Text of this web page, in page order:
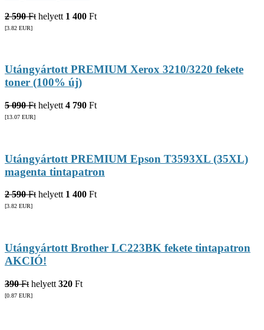
2 590 Ft helyett 1 400 Ft
[3.82 EUR]
Utángyártott PREMIUM Xerox 3210/3220 fekete
toner (100% új)
5 090 Ft helyett 4 790 Ft
[13.07 EUR]
Utángyártott PREMIUM Epson T3593XL (35XL)
magenta tintapatron
2 590 Fthelyett 1 400 Ft
[3.82 EUR]
Utángyártott Brother LC223BK fekete tintapatron
AKCIÓ!
390 Ft helyett 320 Ft
[0.87 EUR]